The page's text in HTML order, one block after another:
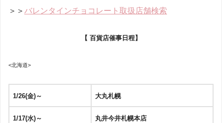
＞＞ バレンタインチョコレート取扱店舗検索
【 百貨店催事日程】
<北海道>
1/26(金)～ 大丸札幌
1/17(水)～ 丸井今井札幌本店